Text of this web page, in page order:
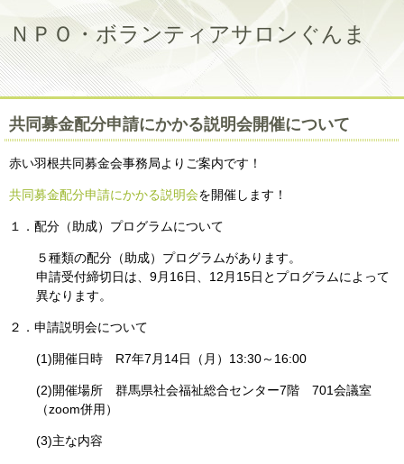
ＮＰＯ・ボランティアサロンぐんま
共同募金配分申請にかかる説明会開催について
赤い羽根共同募金会事務局よりご案内です！
共同募金配分申請にかかる説明会を開催します！
１．配分（助成）プログラムについて
５種類の配分（助成）プログラムがあります。
申請受付締切日は、9月16日、12月15日とプログラムによって
異なります。
２．申請説明会について
(1)開催日時 R7年7月14日（月）13:30～16:00
(2)開催場所 群馬県社会福祉総合センター7階 701会議室
（zoom併用）
(3)主な内容